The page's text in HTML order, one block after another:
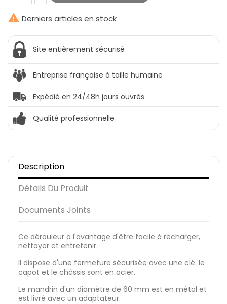
 Derniers articles en stock
Site entièrement sécurisé
Entreprise française à taille humaine
Expédié en 24/48h jours ouvrés
Qualité professionnelle
Description
Détails Du Produit
Documents Joints
Ce dérouleur a l'avantage d'être facile à recharger,
nettoyer et entretenir.
Il dispose d'une fermeture sécurisée avec une clé. le
capot et le châssis sont en acier.
Le mandrin d'un diamètre de 60 mm est en métal et
est livré avec un adaptateur.